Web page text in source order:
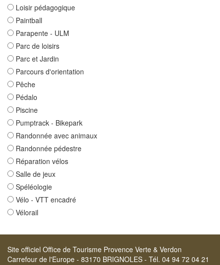
Loisir pédagogique
Paintball
Parapente - ULM
Parc de loisirs
Parc et Jardin
Parcours d'orientation
Pêche
Pédalo
Piscine
Pumptrack - Bikepark
Randonnée avec animaux
Randonnée pédestre
Réparation vélos
Salle de jeux
Spéléologie
Vélo - VTT encadré
Vélorail
Site officiel Office de Tourisme Provence Verte & Verdon
Carrefour de l'Europe - 83170 BRIGNOLES - Tél. 04 94 72 04 21